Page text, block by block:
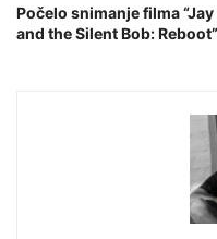
Počelo snimanje filma “Jay
and the Silent Bob: Reboot”